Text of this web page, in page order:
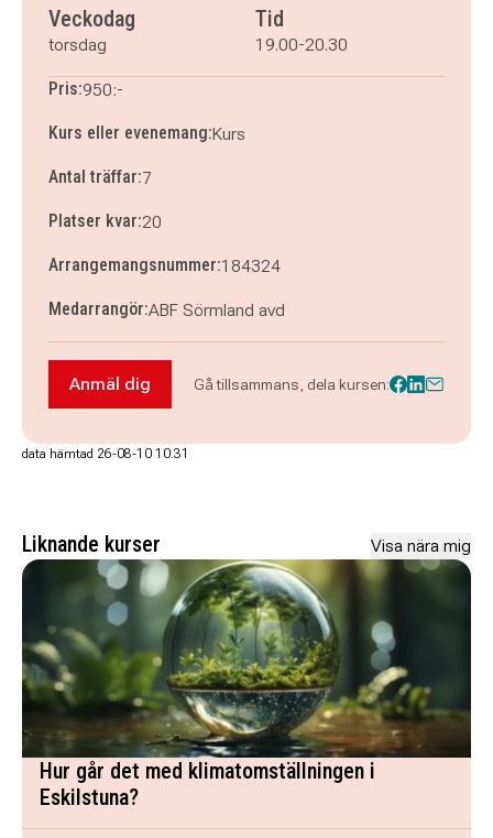
Veckodag
torsdag
Tid
19.00-20.30
Pris:950:-
Kurs eller evenemang:Kurs
Antal träffar:7
Platser kvar:20
Arrangemangsnummer:184324
Medarrangör:ABF Sörmland avd
Anmäl dig till Folkdanskurs – Polska
Anmäl dig Gå tillsammans, dela kursen:
data hämtad 26-08-10 10.31
Liknande kurser Visa nära mig
Hur går det med klimatomställningen i
Eskilstuna?